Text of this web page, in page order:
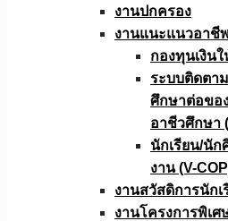
งานปกครอง
งานแนะแนวอาชีพ
กองทุนเงิน
ระบบติดตา
ศึกษาต่อขอ
อาชีวศึกษา
นักเรียน/นั
งาน (V-
งานสวัสดิการนัก
งานโครงการพิเศ